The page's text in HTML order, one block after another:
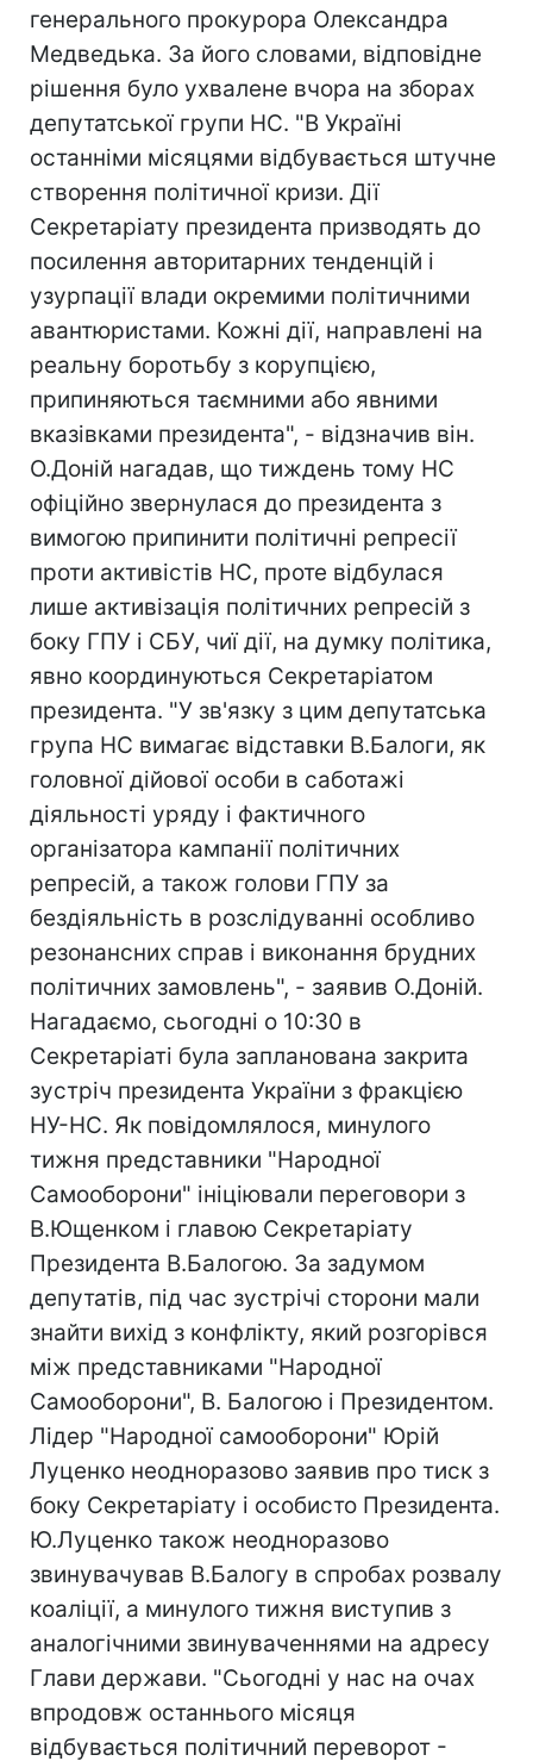
генерального прокурора Олександра
Медведька. За його словами, відповідне
рішення було ухвалене вчора на зборах
депутатської групи НС. "В Україні
останніми місяцями відбувається штучне
створення політичної кризи. Дії
Секретаріату президента призводять до
посилення авторитарних тенденцій і
узурпації влади окремими політичними
авантюристами. Кожні дії, направлені на
реальну боротьбу з корупцією,
припиняються таємними або явними
вказівками президента", - відзначив він.
О.Доній нагадав, що тиждень тому НС
офіційно звернулася до президента з
вимогою припинити політичні репресії
проти активістів НС, проте відбулася
лише активізація політичних репресій з
боку ГПУ і СБУ, чиї дії, на думку політика,
явно координуються Секретаріатом
президента. "У зв'язку з цим депутатська
група НС вимагає відставки В.Балоги, як
головної дійової особи в саботажі
діяльності уряду і фактичного
організатора кампанії політичних
репресій, а також голови ГПУ за
бездіяльність в розслідуванні особливо
резонансних справ і виконання брудних
політичних замовлень", - заявив О.Доній.
Нагадаємо, сьогодні о 10:30 в
Секретаріаті була запланована закрита
зустріч президента України з фракцією
НУ-НС. Як повідомлялося, минулого
тижня представники "Народної
Самооборони" ініціювали переговори з
В.Ющенком і главою Секретаріату
Президента В.Балогою. За задумом
депутатів, під час зустрічі сторони мали
знайти вихід з конфлікту, який розгорівся
між представниками "Народної
Самооборони", В. Балогою і Президентом.
Лідер "Народної самооборони" Юрій
Луценко неодноразово заявив про тиск з
боку Секретаріату і особисто Президента.
Ю.Луценко також неодноразово
звинувачував В.Балогу в спробах розвалу
коаліції, а минулого тижня виступив з
аналогічними звинуваченнями на адресу
Глави держави. "Сьогодні у нас на очах
впродовж останнього місяця
відбувається політичний переворот -